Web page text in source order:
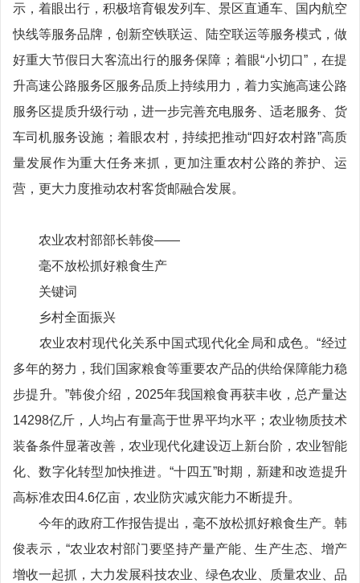
示，着眼出行，积极培育银发列车、景区直通车、国内航空
快线等服务品牌，创新空铁联运、陆空联运等服务模式，做
好重大节假日大客流出行的服务保障；着眼“小切口”，在提
升高速公路服务区服务品质上持续用力，着力实施高速公路
服务区提质升级行动，进一步完善充电服务、适老服务、货
车司机服务设施；着眼农村，持续把推动“四好农村路”高质
量发展作为重大任务来抓，更加注重农村公路的养护、运
营，更大力度推动农村客货邮融合发展。
农业农村部部长韩俊——
毫不放松抓好粮食生产
关键词
乡村全面振兴
农业农村现代化关系中国式现代化全局和成色。“经过
多年的努力，我们国家粮食等重要农产品的供给保障能力稳
步提升。”韩俊介绍，2025年我国粮食再获丰收，总产量达
14298亿斤，人均占有量高于世界平均水平；农业物质技术
装备条件显著改善，农业现代化建设迈上新台阶，农业智能
化、数字化转型加快推进。“十四五”时期，新建和改造提升
高标准农田4.6亿亩，农业防灾减灾能力不断提升。
今年的政府工作报告提出，毫不放松抓好粮食生产。韩
俊表示，“农业农村部门要坚持产量产能、生产生态、增产
增收一起抓，大力发展科技农业、绿色农业、质量农业、品